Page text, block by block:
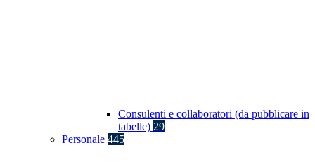
Consulenti e collaboratori (da pubblicare in
tabelle) 29
Personale 445